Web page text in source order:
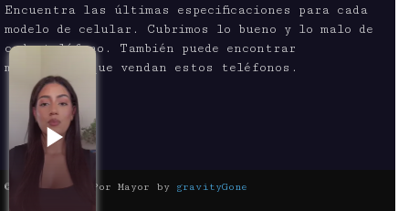
Encuentra las últimas especificaciones para cada
modelo de celular. Cubrimos lo bueno y lo malo de
cada teléfono. También puede encontrar
mayoristas que vendan estos teléfonos.
© Celular Al Por Mayor by gravityGone